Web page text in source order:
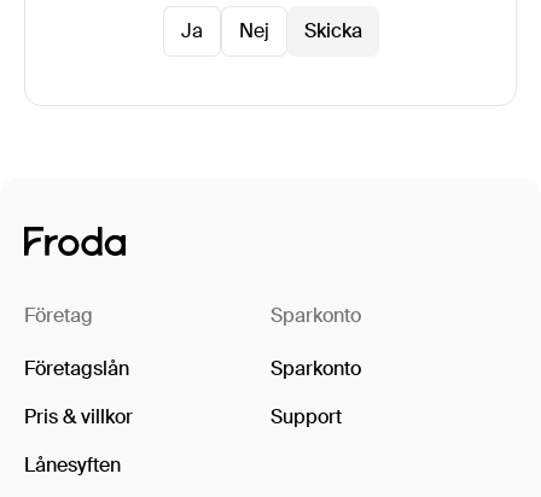
Ja
Nej
Företag
Företagslån
Pris & villkor
Lånesyften
Sparkonto
Sparkonto
Support